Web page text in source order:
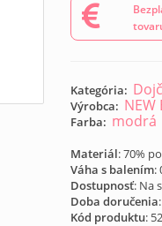
Kategória:
Výrobca: NEW
Farba: modrá
Materiál: 70%
Váha s balením:
Dostupnosť: Na
Doba doručenia
Kód produktu: